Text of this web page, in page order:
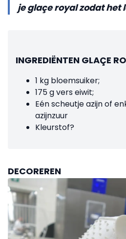
je glaçe royal zodat het
INGREDIËNTEN GLAÇE
1 kg bloemsuiker;
175 g vers eiwit;
Eén scheutje azijn of
azijnzuur
Kleurstof?
DECOREREN